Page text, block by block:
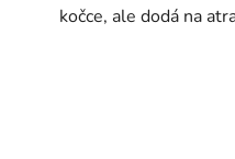
kočce, ale dodá na